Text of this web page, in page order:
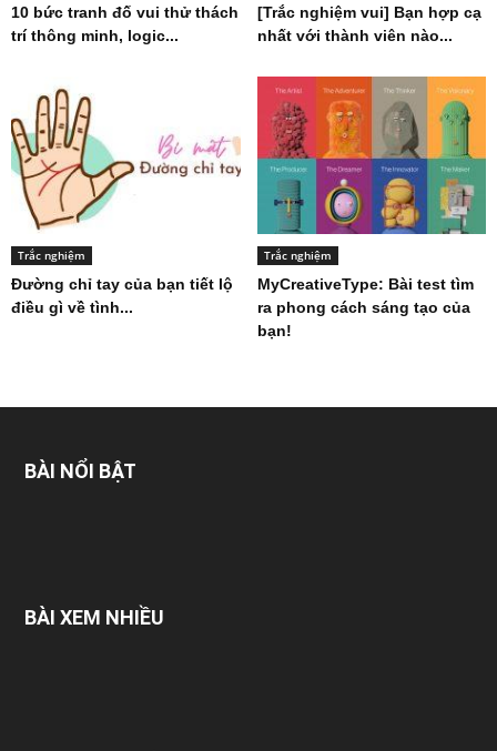
10 bức tranh đố vui thử thách
trí thông minh, logic...
[Trắc nghiệm vui] Bạn hợp cạ
nhất với thành viên nào...
Trắc nghiệm
Đường chỉ tay của bạn tiết lộ
điều gì về tình...
Trắc nghiệm
MyCreativeType: Bài test tìm
ra phong cách sáng tạo của
bạn!
BÀI NỔI BẬT
BÀI XEM NHIỀU